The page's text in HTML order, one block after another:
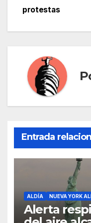
protestas
Entrada
ALDÍA NUEVA YORK
Alerta